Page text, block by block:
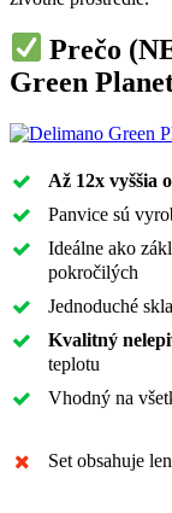
Prečo
Green
Až 12x vyššia
Panvice sú
Ideálne ako
pokročilých
Jednoduché
Kvalitný
teplotu
Vhodný na
Set obsahuje